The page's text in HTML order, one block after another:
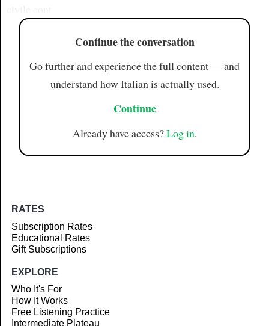
Continue the conversation
Go further and experience the full content — and
understand how Italian is actually used.
Continue
Already have access?Log in.
RATES
Subscription Rates
Educational Rates
Gift Subscriptions
EXPLORE
Who It's For
How It Works
Free Listening Practice
Intermediate Plateau